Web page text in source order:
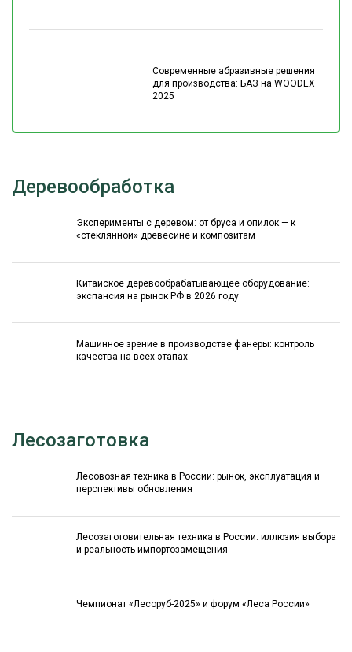
Современные абразивные решения
для производства: БАЗ на WOODEX
2025
Деревообработка
Эксперименты с деревом: от бруса и опилок — к
«стеклянной» древесине и композитам
Китайское деревообрабатывающее оборудование:
экспансия на рынок РФ в 2026 году
Машинное зрение в производстве фанеры: контроль
качества на всех этапах
Лесозаготовка
Лесовозная техника в России: рынок, эксплуатация и
перспективы обновления
Лесозаготовительная техника в России: иллюзия выбора
и реальность импортозамещения
Чемпионат «Лесоруб-2025» и форум «Леса России»